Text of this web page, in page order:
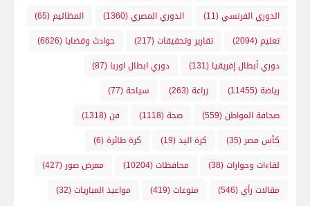
الدوري الفرنسي(11) الدوري المصري(1360) المظاليم(65)
تعليم(2094) تقارير وتحقيقات(217) حوادث وقضايا (6626)
دوري أبطال إفريقيا (131) دوري ابطال اوربا (87)
رياضة(11455) زراعة(263) سياحة(77)
صحافة المواطن(559) صحة(1118) فن(1318)
كأس مصر(35) كرة اليد(19) كرة طائرة(6)
لقاءات وحوارات(38) محافظات(10204) معرض صور(427)
مقالات رأي(546) منوعات(419) مواعيد المباريات(32)